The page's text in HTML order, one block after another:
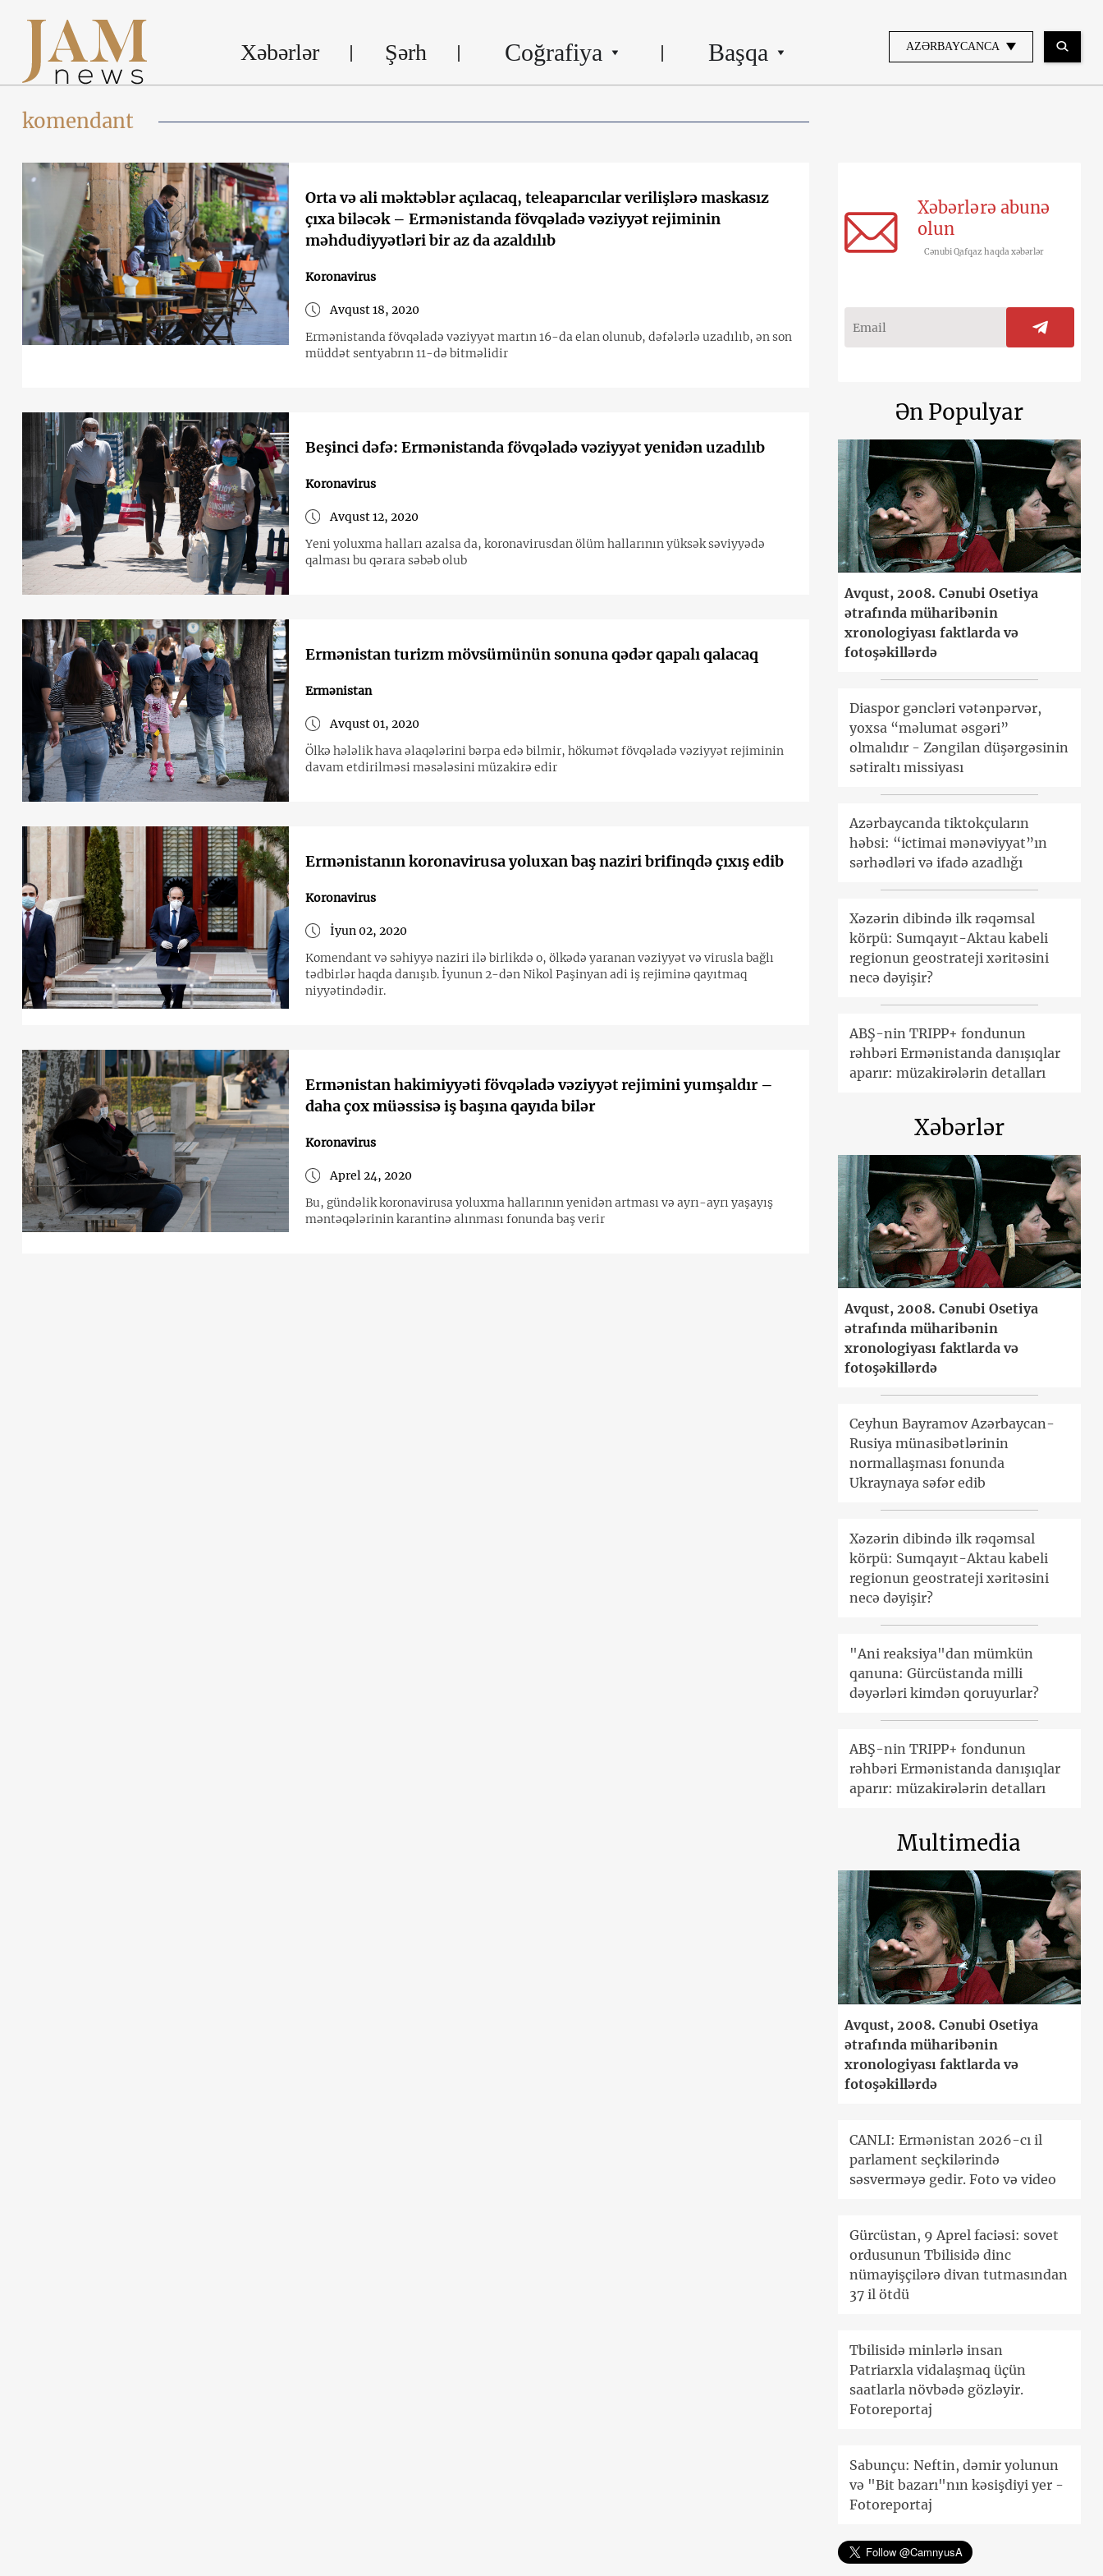
Xəbərlər Şərh Coğrafiya Başqa AZƏRBAYCANCA
komendant
Orta və ali məktəblər açılacaq, teleaparıcılar verilişlərə maskasız
çıxa biləcək – Ermənistanda fövqəladə vəziyyət rejiminin
məhdudiyyətləri bir az da azaldılıb
Koronavirus
Avqust 18, 2020
Ermənistanda fövqəladə vəziyyət martın 16-da elan olunub, dəfələrlə uzadılıb, ən son
müddət sentyabrın 11-də bitməlidir
Beşinci dəfə: Ermənistanda fövqəladə vəziyyət yenidən uzadılıb
Koronavirus
Avqust 12, 2020
Yeni yoluxma halları azalsa da, koronavirusdan ölüm hallarının yüksək səviyyədə
qalması bu qərara səbəb olub
Ermənistan turizm mövsümünün sonuna qədər qapalı qalacaq
Ermənistan
Avqust 01, 2020
Ölkə hələlik hava əlaqələrini bərpa edə bilmir, hökumət fövqəladə vəziyyət rejiminin
davam etdirilməsi məsələsini müzakirə edir
Ermənistanın koronavirusa yoluxan baş naziri brifinqdə çıxış edib
Koronavirus
İyun 02, 2020
Komendant və səhiyyə naziri ilə birlikdə o, ölkədə yaranan vəziyyət və virusla bağlı
tədbirlər haqda danışıb. İyunun 2-dən Nikol Paşinyan adi iş rejiminə qayıtmaq
niyyətindədir.
Ermənistan hakimiyyəti fövqəladə vəziyyət rejimini yumşaldır –
daha çox müəssisə iş başına qayıda bilər
Koronavirus
Aprel 24, 2020
Bu, gündəlik koronavirusa yoluxma hallarının yenidən artması və ayrı-ayrı yaşayış
məntəqələrinin karantinə alınması fonunda baş verir
Xəbərlərə abunə
olun
Cənubi Qafqaz haqda xəbərlər
Ən Populyar
Avqust, 2008. Cənubi Osetiya
ətrafında müharibənin
xronologiyası faktlarda və
fotoşəkillərdə
Diaspor gəncləri vətənpərvər,
yoxsa “məlumat əsgəri”
olmalıdır - Zəngilan düşərgəsinin
sətiraltı missiyası
Azərbaycanda tiktokçuların
həbsi: “ictimai mənəviyyat”ın
sərhədləri və ifadə azadlığı
Xəzərin dibində ilk rəqəmsal
körpü: Sumqayıt-Aktau kabeli
regionun geostrateji xəritəsini
necə dəyişir?
ABŞ-nin TRIPP+ fondunun
rəhbəri Ermənistanda danışıqlar
aparır: müzakirələrin detalları
Xəbərlər
Avqust, 2008. Cənubi Osetiya
ətrafında müharibənin
xronologiyası faktlarda və
fotoşəkillərdə
Ceyhun Bayramov Azərbaycan-
Rusiya münasibətlərinin
normallaşması fonunda
Ukraynaya səfər edib
Xəzərin dibində ilk rəqəmsal
körpü: Sumqayıt-Aktau kabeli
regionun geostrateji xəritəsini
necə dəyişir?
"Ani reaksiya"dan mümkün
qanuna: Gürcüstanda milli
dəyərləri kimdən qoruyurlar?
ABŞ-nin TRIPP+ fondunun
rəhbəri Ermənistanda danışıqlar
aparır: müzakirələrin detalları
Multimedia
Avqust, 2008. Cənubi Osetiya
ətrafında müharibənin
xronologiyası faktlarda və
fotoşəkillərdə
CANLI: Ermənistan 2026-cı il
parlament seçkilərində
səsverməyə gedir. Foto və video
Gürcüstan, 9 Aprel faciəsi: sovet
ordusunun Tbilisidə dinc
nümayişçilərə divan tutmasından
37 il ötdü
Tbilisidə minlərlə insan
Patriarxla vidalaşmaq üçün
saatlarla növbədə gözləyir.
Fotoreportaj
Sabunçu: Neftin, dəmir yolunun
və "Bit bazarı"nın kəsişdiyi yer -
Fotoreportaj